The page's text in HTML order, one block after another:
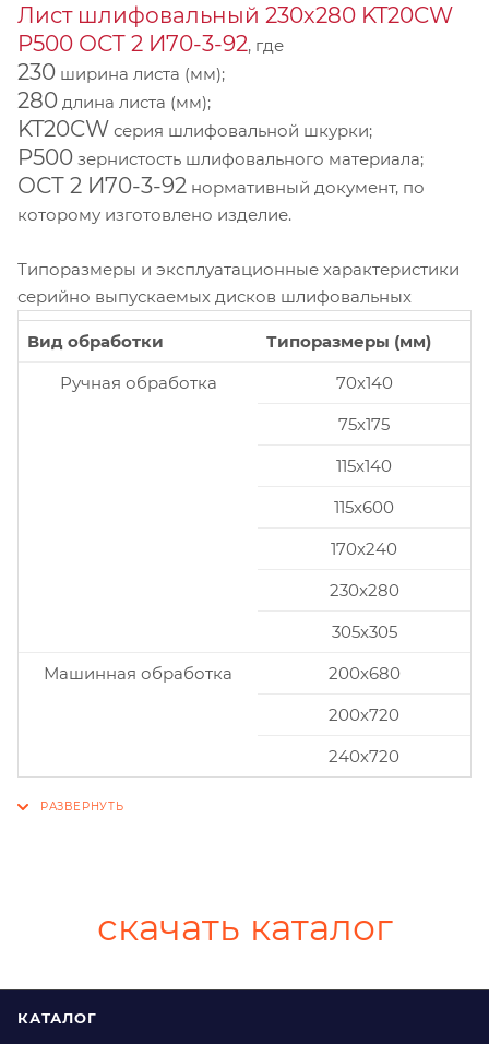
Лист шлифовальный 230х280 KT20CW
P500 ОСТ 2 И70-3-92, где
230 ширина листа (мм);
280 длина листа (мм);
KT20CW серия шлифовальной шкурки;
P500 зернистость шлифовального материала;
ОСТ 2 И70-3-92 нормативный документ, по
которому изготовлено изделие.
Типоразмеры и эксплуатационные характеристики
серийно выпускаемых дисков шлифовальных
Вид обработки
Типоразмеры (мм)
Ручная обработка
70x140
75x175
115x140
115x600
170x240
230x280
305x305
Машинная обработка
200х680
200х720
240х720
скачать каталог
КАТАЛОГ